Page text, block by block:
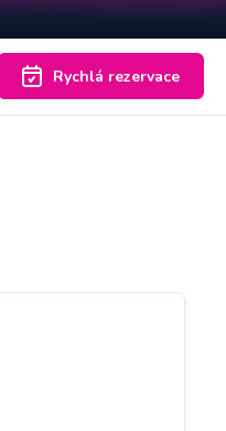
Rychlá rezervace